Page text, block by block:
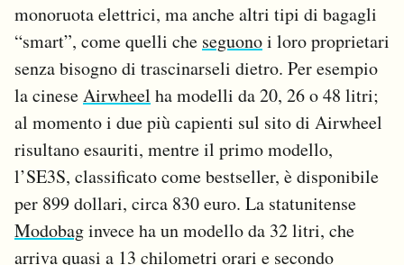
monoruota elettrici, ma anche altri tipi di bagagli
“smart”, come quelli che seguonoi loro proprietari
senza bisogno di trascinarseli dietro. Per esempio
la cineseAirwheel ha modelli da 20, 26 o 48 litri;
al momento i due più capienti sul sito di Airwheel
risultano esauriti, mentre il primo modello,
l’SE3S, classificato come bestseller, è disponibile
per 899 dollari, circa 830 euro. La statunitense
Modobaginvece ha un modello da 32 litri, che
arriva quasi a 13 chilometri orari e secondo